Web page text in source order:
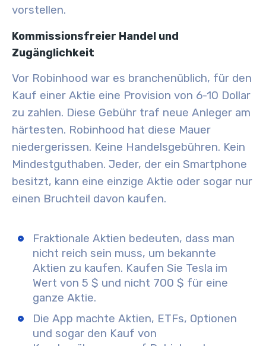
vorstellen.
Kommissionsfreier Handel und
Zugänglichkeit
Vor Robinhood war es branchenüblich, für den
Kauf einer Aktie eine Provision von 6-10 Dollar
zu zahlen. Diese Gebühr traf neue Anleger am
härtesten. Robinhood hat diese Mauer
niedergerissen. Keine Handelsgebühren. Kein
Mindestguthaben. Jeder, der ein Smartphone
besitzt, kann eine einzige Aktie oder sogar nur
einen Bruchteil davon kaufen.
Fraktionale Aktien bedeuten, dass man
nicht reich sein muss, um bekannte
Aktien zu kaufen. Kaufen Sie Tesla im
Wert von 5 $ und nicht 700 $ für eine
ganze Aktie.
Die App machte Aktien, ETFs, Optionen
und sogar den Kauf von